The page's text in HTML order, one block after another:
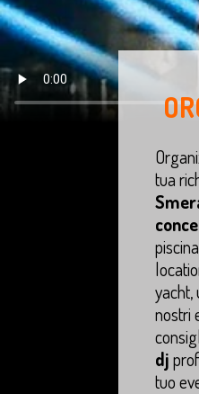
tua
yacht,
nostri
dj
tuo